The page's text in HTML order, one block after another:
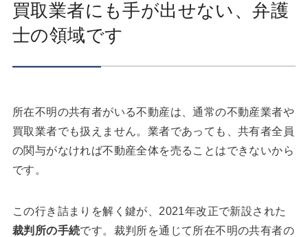
買取業者にも手が出せない、弁護
士の領域です
所在不明の共有者がいる不動産は、通常の不動産業者や
買取業者でも扱えません。業者であっても、共有者全員
の関与がなければ不動産全体を売ることはできないから
です。
この行き詰まりを解く鍵が、2021年改正で新設された
裁判所の手続です。裁判所を通じて所在不明の共有者の